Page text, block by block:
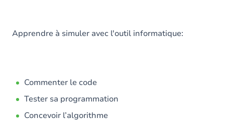
Apprendre à simuler avec l'outil informatique:
Commenter le code
Tester sa programmation
Concevoir l’algorithme